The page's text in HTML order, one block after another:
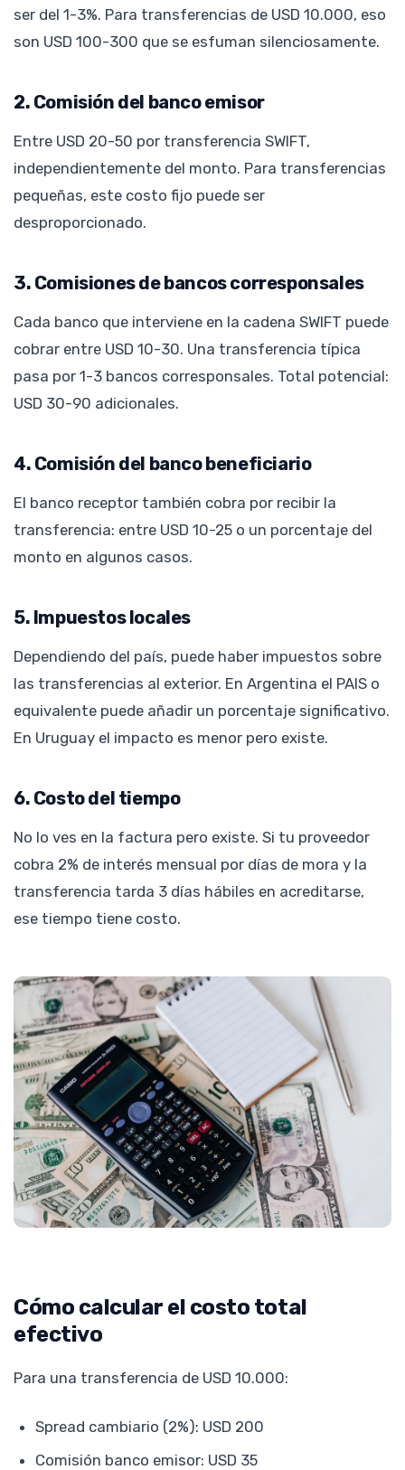
ser del 1-3%. Para transferencias de USD 10.000, eso
son USD 100-300 que se esfuman silenciosamente.
2. Comisión del banco emisor
Entre USD 20-50 por transferencia SWIFT,
independientemente del monto. Para transferencias
pequeñas, este costo fijo puede ser
desproporcionado.
3. Comisiones de bancos corresponsales
Cada banco que interviene en la cadena SWIFT puede
cobrar entre USD 10-30. Una transferencia típica
pasa por 1-3 bancos corresponsales. Total potencial:
USD 30-90 adicionales.
4. Comisión del banco beneficiario
El banco receptor también cobra por recibir la
transferencia: entre USD 10-25 o un porcentaje del
monto en algunos casos.
5. Impuestos locales
Dependiendo del país, puede haber impuestos sobre
las transferencias al exterior. En Argentina el PAIS o
equivalente puede añadir un porcentaje significativo.
En Uruguay el impacto es menor pero existe.
6. Costo del tiempo
No lo ves en la factura pero existe. Si tu proveedor
cobra 2% de interés mensual por días de mora y la
transferencia tarda 3 días hábiles en acreditarse,
ese tiempo tiene costo.
Cómo calcular el costo total
efectivo
Para una transferencia de USD 10.000:
Spread cambiario (2%): USD 200
Comisión banco emisor: USD 35